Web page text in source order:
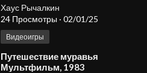
Хаус Рычалкин
24 Просмотры · 02/01/25
Видеоигры
⁣Путешествие муравья
Мультфильм, 1983